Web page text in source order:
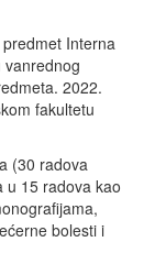
Interna
vanrednog
2022.
fakultetu
(30 radova
u 15 radova kao
bolesti i